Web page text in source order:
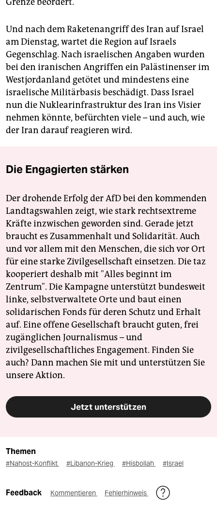
Und nach dem Raketenangriff des Iran auf Israel
am Dienstag, wartet die Region auf Israels
Gegenschlag. Nach israelischen Angaben wurden
bei den iranischen Angriffen ein Palästinenser im
Westjordanland getötet und mindestens eine
israelische Militärbasis beschädigt. Dass Israel
nun die Nuklear­infrastruktur des Iran ins Visier
nehmen könnte, befürchten viele – und auch, wie
der Iran darauf reagieren wird.
Die Engagierten stärken
Der drohende Erfolg der AfD bei den kommenden
Landtagswahlen zeigt, wie stark rechtsextreme
Kräfte inzwischen geworden sind. Gerade jetzt
braucht es Zusammenhalt und Solidarität. Auch
und vor allem mit den Menschen, die sich vor Ort
für eine starke Zivilgesellschaft einsetzen. Die taz
kooperiert deshalb mit "Alles beginnt im
Zentrum". Die Kampagne unterstützt bundesweit
linke, selbstverwaltete Orte und baut einen
solidarischen Fonds für deren Schutz und Erhalt
auf. Eine offene Gesellschaft braucht guten, frei
zugänglichen Journalismus – und
zivilgesellschaftliches Engagement. Finden Sie
auch? Dann machen Sie mit und unterstützen Sie
unsere Aktion.
Jetzt unterstützen
Themen
#Nahost-Konflikt #Libanon-Krieg #Hisbollah #Israel
Feedback Kommentieren Fehlerhinweis